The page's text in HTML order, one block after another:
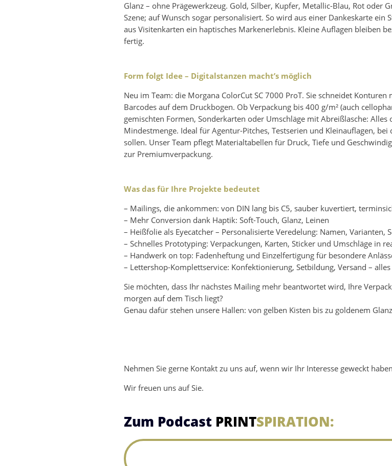
Glanz – ohne Prägewerkzeug. Gold, Silber, Kupfer, Metallic-Blau, Rot oder
Szene; auf Wunsch sogar personalisiert. So wird aus einer Dankeskarte
aus Visitenkarten ein haptisches Markenerlebnis. Kleine Auflagen bleiben
fertig.
Form folgt Idee – Digitalstanzen macht’s möglich
Neu im Team: die Morgana ColorCut SC 7000 ProT. Sie schneidet
Barcodes auf dem Druckbogen. Ob Verpackung bis 400 g/m² (auch
gemischten Formen, Sonderkarten oder Umschläge mit Abreißlasche:
Mindestmenge. Ideal für Agentur-Pitches, Testserien und Kleinauflagen, bei
sollen. Unser Team pflegt Materialtabellen für Druck, Tiefe und
zur Premiumverpackung.
Was das für Ihre Projekte bedeutet
– Mailings, die ankommen: von DIN lang bis C5, sauber kuvertiert,
– Mehr Conversion dank Haptik: Soft-Touch, Glanz, Leinen
– Heißfolie als Eyecatcher – Personalisierte Veredelung: Namen, Varianten,
– Schnelles Prototyping: Verpackungen, Karten, Sticker und Umschläge in
– Handwerk on top: Fadenheftung und Einzelfertigung für besondere
– Lettershop-Komplettservice: Konfektionierung, Setbildung, Versand –
Sie möchten, dass Ihr nächstes Mailing mehr beantwortet wird, Ihre
morgen auf dem Tisch liegt?
Genau dafür stehen unsere Hallen: von gelben Kisten bis zu goldenem
Nehmen Sie gerne Kontakt zu uns auf, wenn wir Ihr Interesse geweckt
Wir freuen uns auf Sie.
Zum Podcast PRINTSPIRATION: